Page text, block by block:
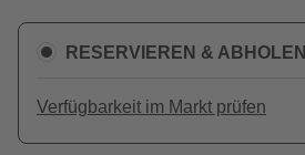
RESERVIEREN & ABHOLEN
Verfügbarkeit im Markt prüfen